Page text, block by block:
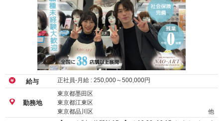
給与 正社員-月給 : 250,000～500,000円
勤務地
東京都墨田区
東京都江東区
東京都品川区
他